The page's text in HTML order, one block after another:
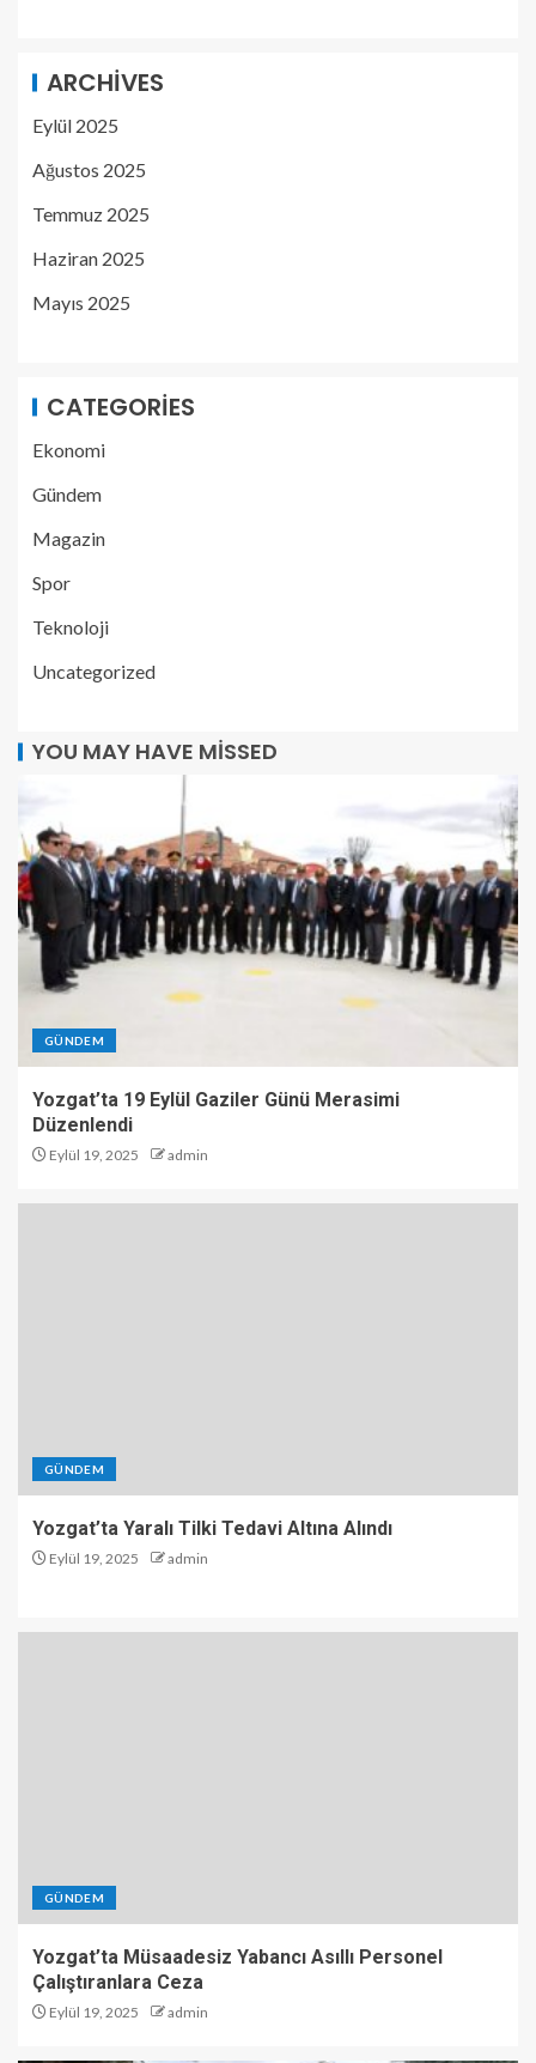
ARCHIVES
Eylül 2025
Ağustos 2025
Temmuz 2025
Haziran 2025
Mayıs 2025
CATEGORIES
Ekonomi
Gündem
Magazin
Spor
Teknoloji
Uncategorized
YOU MAY HAVE MISSED
GÜNDEM
Yozgat’ta 19 Eylül Gaziler Günü Merasimi
Düzenlendi
Eylül 19, 2025 admin
GÜNDEM
Yozgat’ta Yaralı Tilki Tedavi Altına Alındı
Eylül 19, 2025 admin
GÜNDEM
Yozgat’ta Müsaadesiz Yabancı Asıllı Personel
Çalıştıranlara Ceza
Eylül 19, 2025 admin